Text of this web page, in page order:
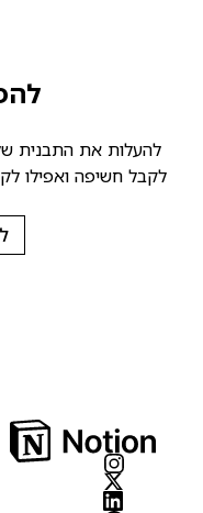
לקבל חשיפה ואפילו לקבל